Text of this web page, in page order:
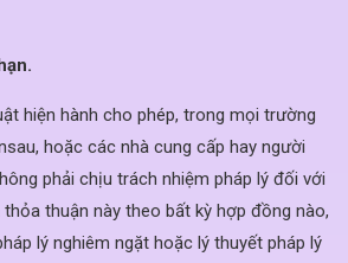
hiện hành cho phép, trong mọi trường
hoặc các nhà cung cấp hay người
phải chịu trách nhiệm pháp lý đối với
thuận này theo bất kỳ hợp đồng nào,
lý nghiêm ngặt hoặc lý thuyết pháp lý